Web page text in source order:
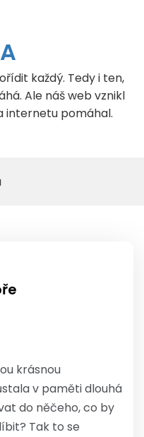
každý. Tedy i ten,
Ale náš web vznikl
internetu pomáhal.
krásnou
v paměti dlouhá
do něčeho, co by
Tak to se